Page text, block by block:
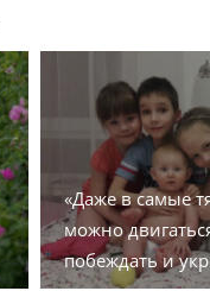
«Даже в самые
можно
побеждать и